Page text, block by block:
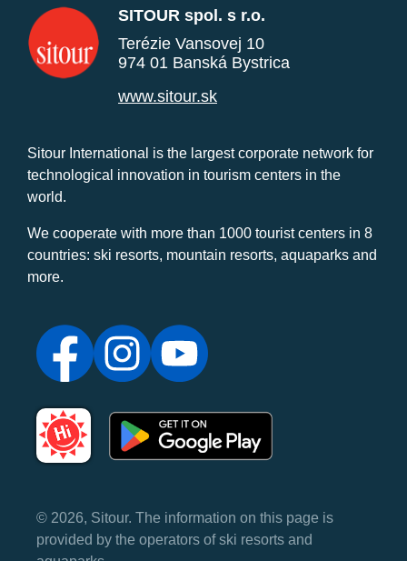
SITOUR spol. s r.o.
Terézie Vansovej 10
974 01 Banská Bystrica
www.sitour.sk
Sitour International is the largest corporate network for
technological innovation in tourism centers in the
world.
We cooperate with more than 1000 tourist centers in 8
countries: ski resorts, mountain resorts, aquaparks and
more.
© 2026, Sitour. The information on this page is
provided by the operators of ski resorts and